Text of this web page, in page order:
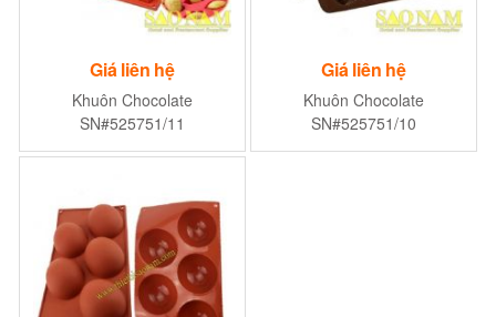
Giá liên hệ
Khuôn Chocolate
SN#525751/11
Giá liên hệ
Khuôn Chocolate
SN#525751/10